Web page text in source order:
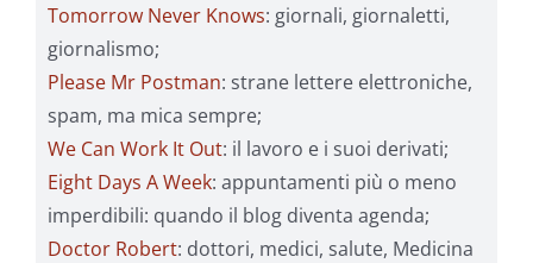
Tomorrow Never Knows: giornali, giornaletti,
giornalismo;
Please Mr Postman: strane lettere elettroniche,
spam, ma mica sempre;
We Can Work It Out: il lavoro e i suoi derivati;
Eight Days A Week: appuntamenti più o meno
imperdibili: quando il blog diventa agenda;
Doctor Robert: dottori, medici, salute, Medicina